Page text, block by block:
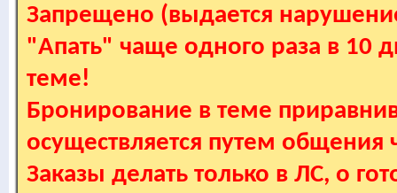
Запрещено (выдается
"Апать" чаще одного раза в 10
теме!
Бронирование в теме
осуществляется путем
Заказы делать только в ЛС, о